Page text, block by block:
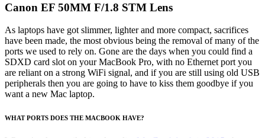
Canon EF 50MM F/1.8 STM Lens
As laptops have got slimmer, lighter and more compact, sacrifices
have been made, the most obvious being the removal of many of the
ports we used to rely on. Gone are the days when you could find a
SDXD card slot on your MacBook Pro, with no Ethernet port you
are reliant on a strong WiFi signal, and if you are still using old USB
peripherals then you are going to have to kiss them goodbye if you
want a new Mac laptop.
WHAT PORTS DOES THE MACBOOK HAVE?